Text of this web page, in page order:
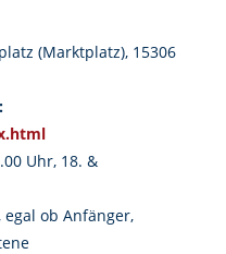
(Marktplatz), 15306
Uhr, 18. &
egal ob Anfänger,